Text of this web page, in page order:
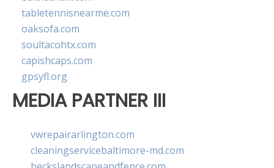
tabletennisnearme.com
oaksofa.com
soultacohtx.com
capishcaps.com
gpsyfl.org
MEDIA PARTNER III
vwrepairarlington.com
cleaningservicebaltimore-md.com